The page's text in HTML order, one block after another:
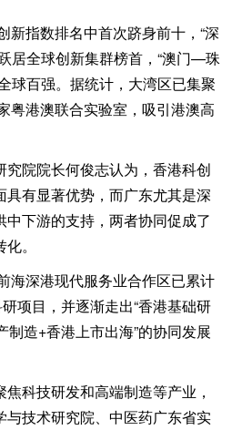
指数排名中首次跻身前十，“深
居全球创新集群榜首，“澳门—珠
球百强。据统计，大湾区已集聚
粤港澳联合实验室，吸引港澳高
院院长何俊志认为，香港科创
有显著优势，而广东尤其是深
下游的支持，两者协同促成了
。
深港现代服务业合作区已累计
项目，并逐渐走出“香港基础研
制造+香港上市出海”的协同发展
科技研发和高端制造等产业，
技术研究院、中医药广东省实